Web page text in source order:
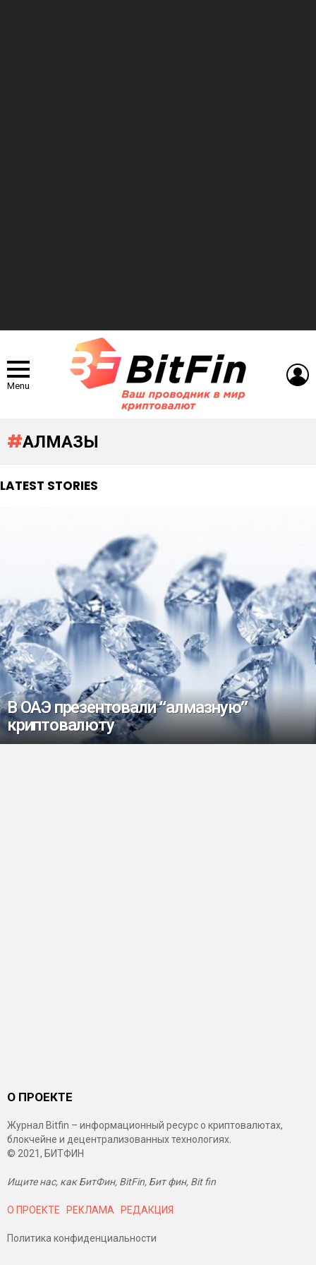
Menu
АЛМАЗЫ
LATEST STORIES
В ОАЭ презентовали “алмазную”
криптовалюту
О ПРОЕКТЕ
Журнал Bitfin – информационный ресурс о криптовалютах,
блокчейне и децентрализованных технологиях.
© 2021, БИТФИН
Ищите нас, как БитФин, BitFin, Бит фин, Bit fin
О ПРОЕКТЕ РЕКЛАМА РЕДАКЦИЯ
Политика конфиденциальности